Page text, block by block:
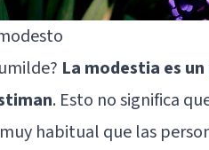
La modestia es
. Esto no significa
habitual que las